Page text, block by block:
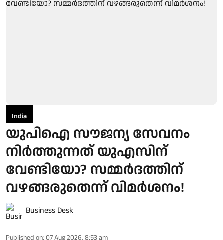
India
യുപിഐ സൗജന്യ സേവനം
നിർത്തുന്നത് യുഎസിന്
വേണ്ടിയോ? സമ്മർദത്തിന്
വഴങ്ങരുതെന്ന് വിമർശനം!
Business Desk
Published on: 07 Aug 2026, 8:53 am